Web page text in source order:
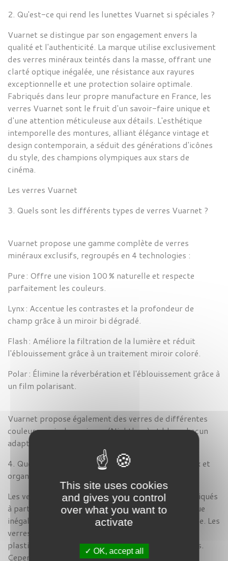
2. Qu'est-ce qui rend les lunettes Vuarnet si spéciales ?
Vuarnet se distingue par son engagement envers la
qualité et l'authenticité. La marque utilise exclusivement
des verres minéraux teintés dans la masse, offrant une
clarté optique inégalée, une résistance aux rayures
exceptionnelle et une protection solaire optimale.
Fabriqués dans leur propre manufacture en France, les
verres Vuarnet sont le fruit d'un savoir-faire unique et
d'une attention méticuleuse aux détails. L'esthétique
intemporelle des montures, alliant élégance vintage et
design contemporain, a séduit des générations d'icônes
du style, des champions olympiques aux stars de
cinéma.
Les verres Vuarnet
3. Quels sont les différents types de verres Vuarnet ?
Vuarnet propose une gamme complète de verres
minéraux exclusifs, regroupés en 4 technologies :
Pure : Offre une vision 100 % naturelle et respecte
parfaitement les couleurs.
Lynx : Accentue les contrastes et la profondeur de
champ grâce à un miroir bi dégradé.
Flash : Améliore la filtration de la lumière et réduit
l'éblouissement grâce à un traitement miroir coloré.
Polar : Élimine la réverbération et l'éblouissement grâce à
un film polarisant.
Vuarnet propose également des verres de différentes
couleurs : gris, brun, jaune (Nightlynx) et bleu, chacun
adapté à des conditions de luminosité spécifiques.
4. Quelle est la différence entre les verres minéraux et
organiques ?
Les verres minéraux, utilisés par Vuarnet, sont fabriqués
à partir de silice fondue et offrent une clarté optique
inégalée et une résistance aux rayures exceptionnelle. Les
verres organiques, en revanche, sont constitués de
plastique et sont plus légers et résistants aux chocs.
Cependant, ils sont plus sujets aux rayures.
This site uses cookies
and gives you control
over what you want to
activate
OK, accept all